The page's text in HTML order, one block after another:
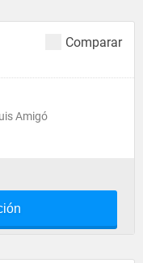
Comparar
Amigó